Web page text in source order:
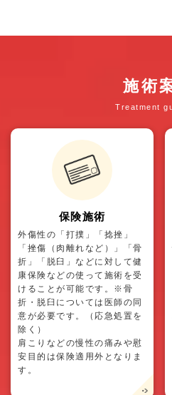
施術
Treatment
保険施術
外傷性の「打撲」「捻挫」
「挫傷（肉離れなど）」「骨
折」「脱臼」などに対して健
康保険などの使って施術を受
けることが可能です。※骨
折・脱臼については医師の同
意が必要です。（応急処置を
除く）
肩こりなどの慢性の痛みや慰
安目的は保険適用外となりま
す。